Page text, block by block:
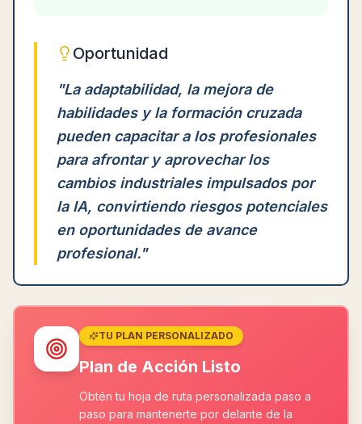
Oportunidad
"La adaptabilidad, la mejora de
habilidades y la formación cruzada
pueden capacitar a los profesionales
para afrontar y aprovechar los
cambios industriales impulsados por
la IA, convirtiendo riesgos potenciales
en oportunidades de avance
profesional."
TU PLAN PERSONALIZADO
Plan de Acción Listo
Obtén tu hoja de ruta personalizada paso a
paso para mantenerte por delante de la